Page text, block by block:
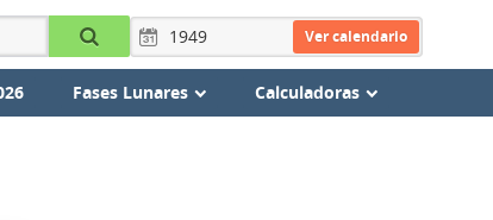
Ver calendario
Fases Lunares Calculadoras